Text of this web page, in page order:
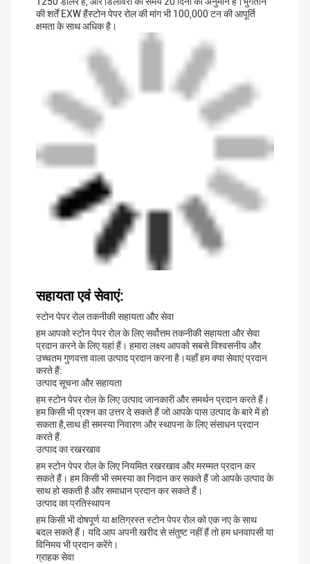
की शर्तें EXW हैंस्टोन पेपर रोल की मांग भी 100,000 टन की आपूर्ति
क्षमता के साथ अधिक है।
सहायता एवं सेवाएं:
स्टोन पेपर रोल तकनीकी सहायता और सेवा
हम आपको स्टोन पेपर रोल के लिए सर्वोत्तम तकनीकी सहायता और सेवा
प्रदान करने के लिए यहां हैं। हमारा लक्ष्य आपको सबसे विश्वसनीय और
उच्चतम गुणवत्ता वाला उत्पाद प्रदान करना है।यहाँ हम क्या सेवाएं प्रदान
करते हैं:
उत्पाद सूचना और सहायता
हम स्टोन पेपर रोल के लिए उत्पाद जानकारी और समर्थन प्रदान करते हैं।
हम किसी भी प्रश्न का उत्तर दे सकते हैं जो आपके पास उत्पाद के बारे में हो
सकता है,साथ ही समस्या निवारण और स्थापना के लिए संसाधन प्रदान
करते हैं.
उत्पाद का रखरखाव
हम स्टोन पेपर रोल के लिए नियमित रखरखाव और मरम्मत प्रदान कर
सकते हैं। हम किसी भी समस्या का निदान कर सकते हैं जो आपके उत्पाद के
साथ हो सकती है और समाधान प्रदान कर सकते हैं।
उत्पाद का प्रतिस्थापन
हम किसी भी दोषपूर्ण या क्षतिग्रस्त स्टोन पेपर रोल को एक नए के साथ
बदल सकते हैं। यदि आप अपनी खरीद से संतुष्ट नहीं हैं तो हम धनवापसी या
विनिमय भी प्रदान करेंगे।
ग्राहक सेवा